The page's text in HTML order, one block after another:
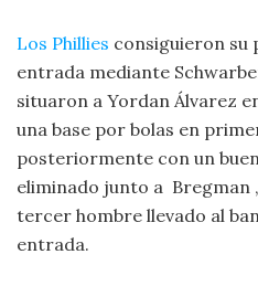
Los Phillies consiguieron su
entrada mediante
situaron a Yordan Álvarez
una base por bolas en
posteriormente con un
eliminado junto a Bregman
tercer hombre llevado al
entrada.